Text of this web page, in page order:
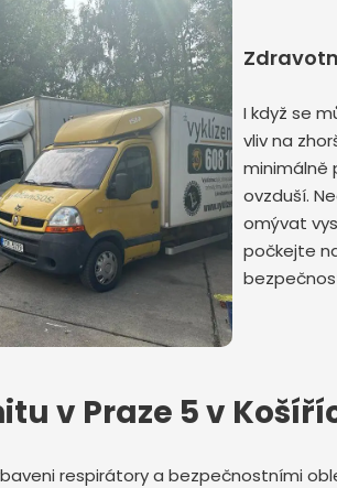
I když se
vliv na
minimálně
ovzduší.
omývat
počkejte
v Praze 5 v
respirátory a bezpečnostními
Odeslat zprávu